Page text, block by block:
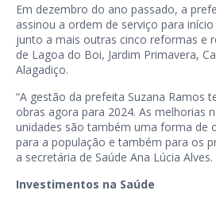
Em dezembro do ano passado, a
assinou a ordem de serviço para
junto a mais outras cinco reformas e
de Lagoa do Boi, Jardim Primavera,
Alagadiço.
“A gestão da prefeita Suzana Ramos
obras agora para 2024. As melhorias
unidades são também uma forma de
para a população e também para os
a secretária de Saúde Ana Lúcia Alves.
Investimentos na Saúde